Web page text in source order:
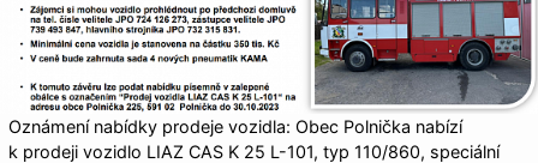
Oznámení nabídky prodeje vozidla: Obec Polnička nabízí
k prodeji vozidlo LIAZ CAS K 25 L-101, typ 110/860, speciální